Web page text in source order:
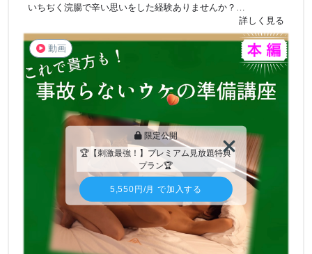
いちぢく浣腸で辛い思いをした経験ありませんか？
いちぢく浣腸は便を催すモノ、綺麗にするのではありません。
逆に腸を刺激してしまうので行為の最中に出る危険がありま
す。
悩んでいる方、そんな貴方に必見！の動画です。
詳しく見る
動画
限定公開
🏆【刺激最強！】プレミアム見放題特典
プラン🏆
5,550円 /月 で加入する